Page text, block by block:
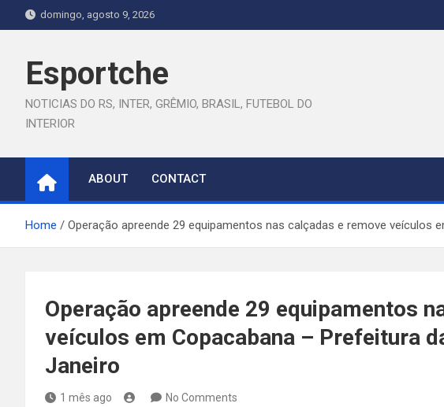
to
domingo, agosto 9, 2026
Esportche
NOTICIAS DO RS, INTER, GRÊMIO, BRASIL, FUTEBOL DO
INTERIOR
ABOUT CONTACT
Home Operação apreende 29 equipamentos nas calçadas e remove veículos
Operação apreende 29 equipamentos
veículos em Copacabana – Prefeitura
Janeiro
1 mês ago No Comments